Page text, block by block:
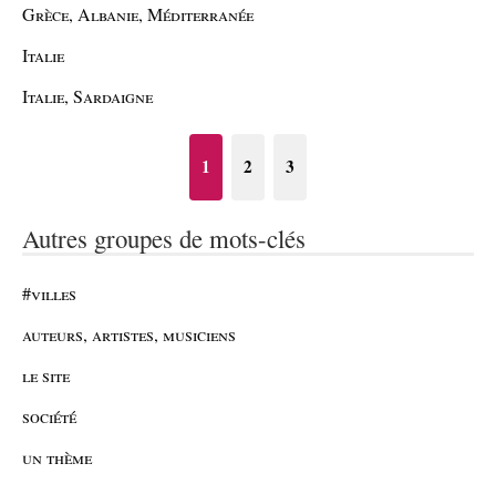
Grèce, Albanie, Méditerranée
Italie
Italie, Sardaigne
1 2 3
Autres groupes de mots-clés
#villes
auteurs, artistes, musiciens
le site
société
un thème